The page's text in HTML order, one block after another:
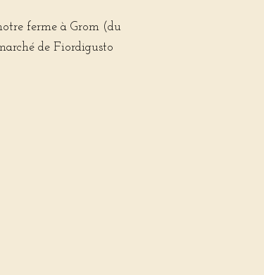
ferme à Grom (du
de Fiordigusto